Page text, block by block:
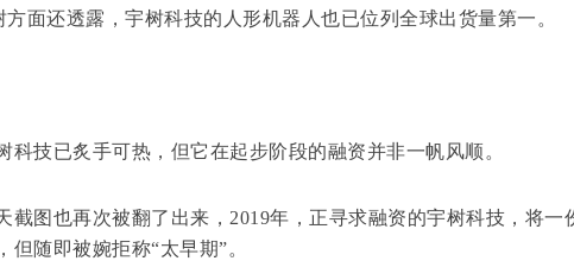
方面还透露，宇树科技的人形机器人也已位列全球出货量第一。
技已炙手可热，但它在起步阶段的融资并非一帆风顺。
图也再次被翻了出来，2019年，正寻求融资的宇树科技，将一
随即被婉拒称“太早期”。